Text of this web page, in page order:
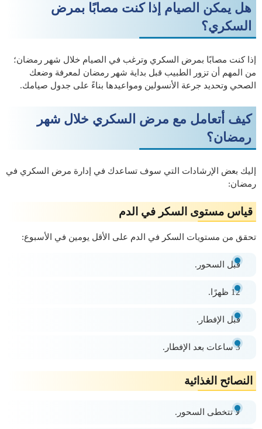
هل يمكن الصيام إذا كنت مصابًا بمرض
السكري؟
إذا كنت مصابًا بمرض السكري وترغب في الصيام خلال شهر رمضان؛
من المهم أن تزور الطبيب قبل بداية شهر رمضان لمعرفة وضعك
الصحي وتحديد جرعة الأنسولين ومواعيدها بناءً على جدول صيامك.
كيف أتعامل مع مرض السكري خلال شهر
رمضان؟
إليك بعض الإرشادات التي سوف تساعدك في إدارة مرض السكري في
رمضان:
قياس مستوى السكر في الدم
تحقق من مستويات السكر في الدم على الأقل يومين في الأسبوع:
قبل السحور.
12 ظهرًا.
قبل الإفطار.
3 ساعات بعد الإفطار.
النصائح الغذائية
لا تتخطى السحور.